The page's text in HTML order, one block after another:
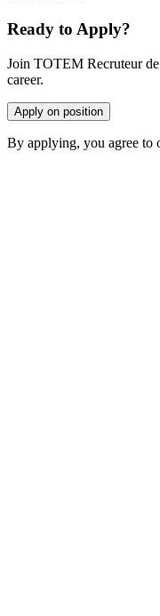
Ready to Apply?
Join TOTEM Recruteur
career.
Apply on position
By applying, you agree to